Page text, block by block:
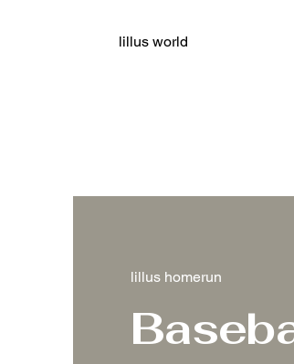
lillus world
lillus homerun